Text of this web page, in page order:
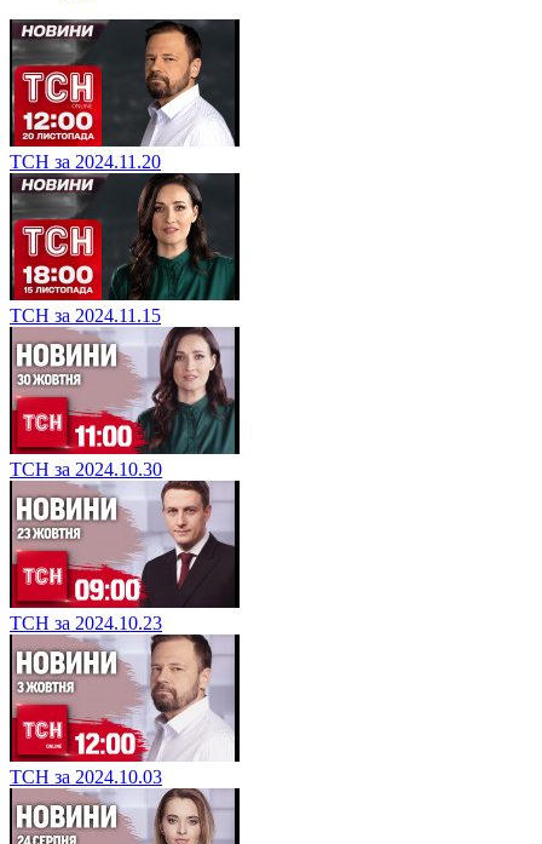
ТСН за 2024.11.20
ТСН за 2024.11.15
ТСН за 2024.10.30
ТСН за 2024.10.23
ТСН за 2024.10.03